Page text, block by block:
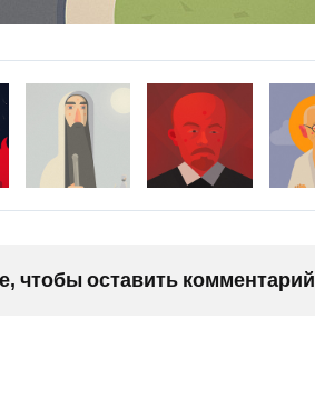
чтобы оставить комментарий